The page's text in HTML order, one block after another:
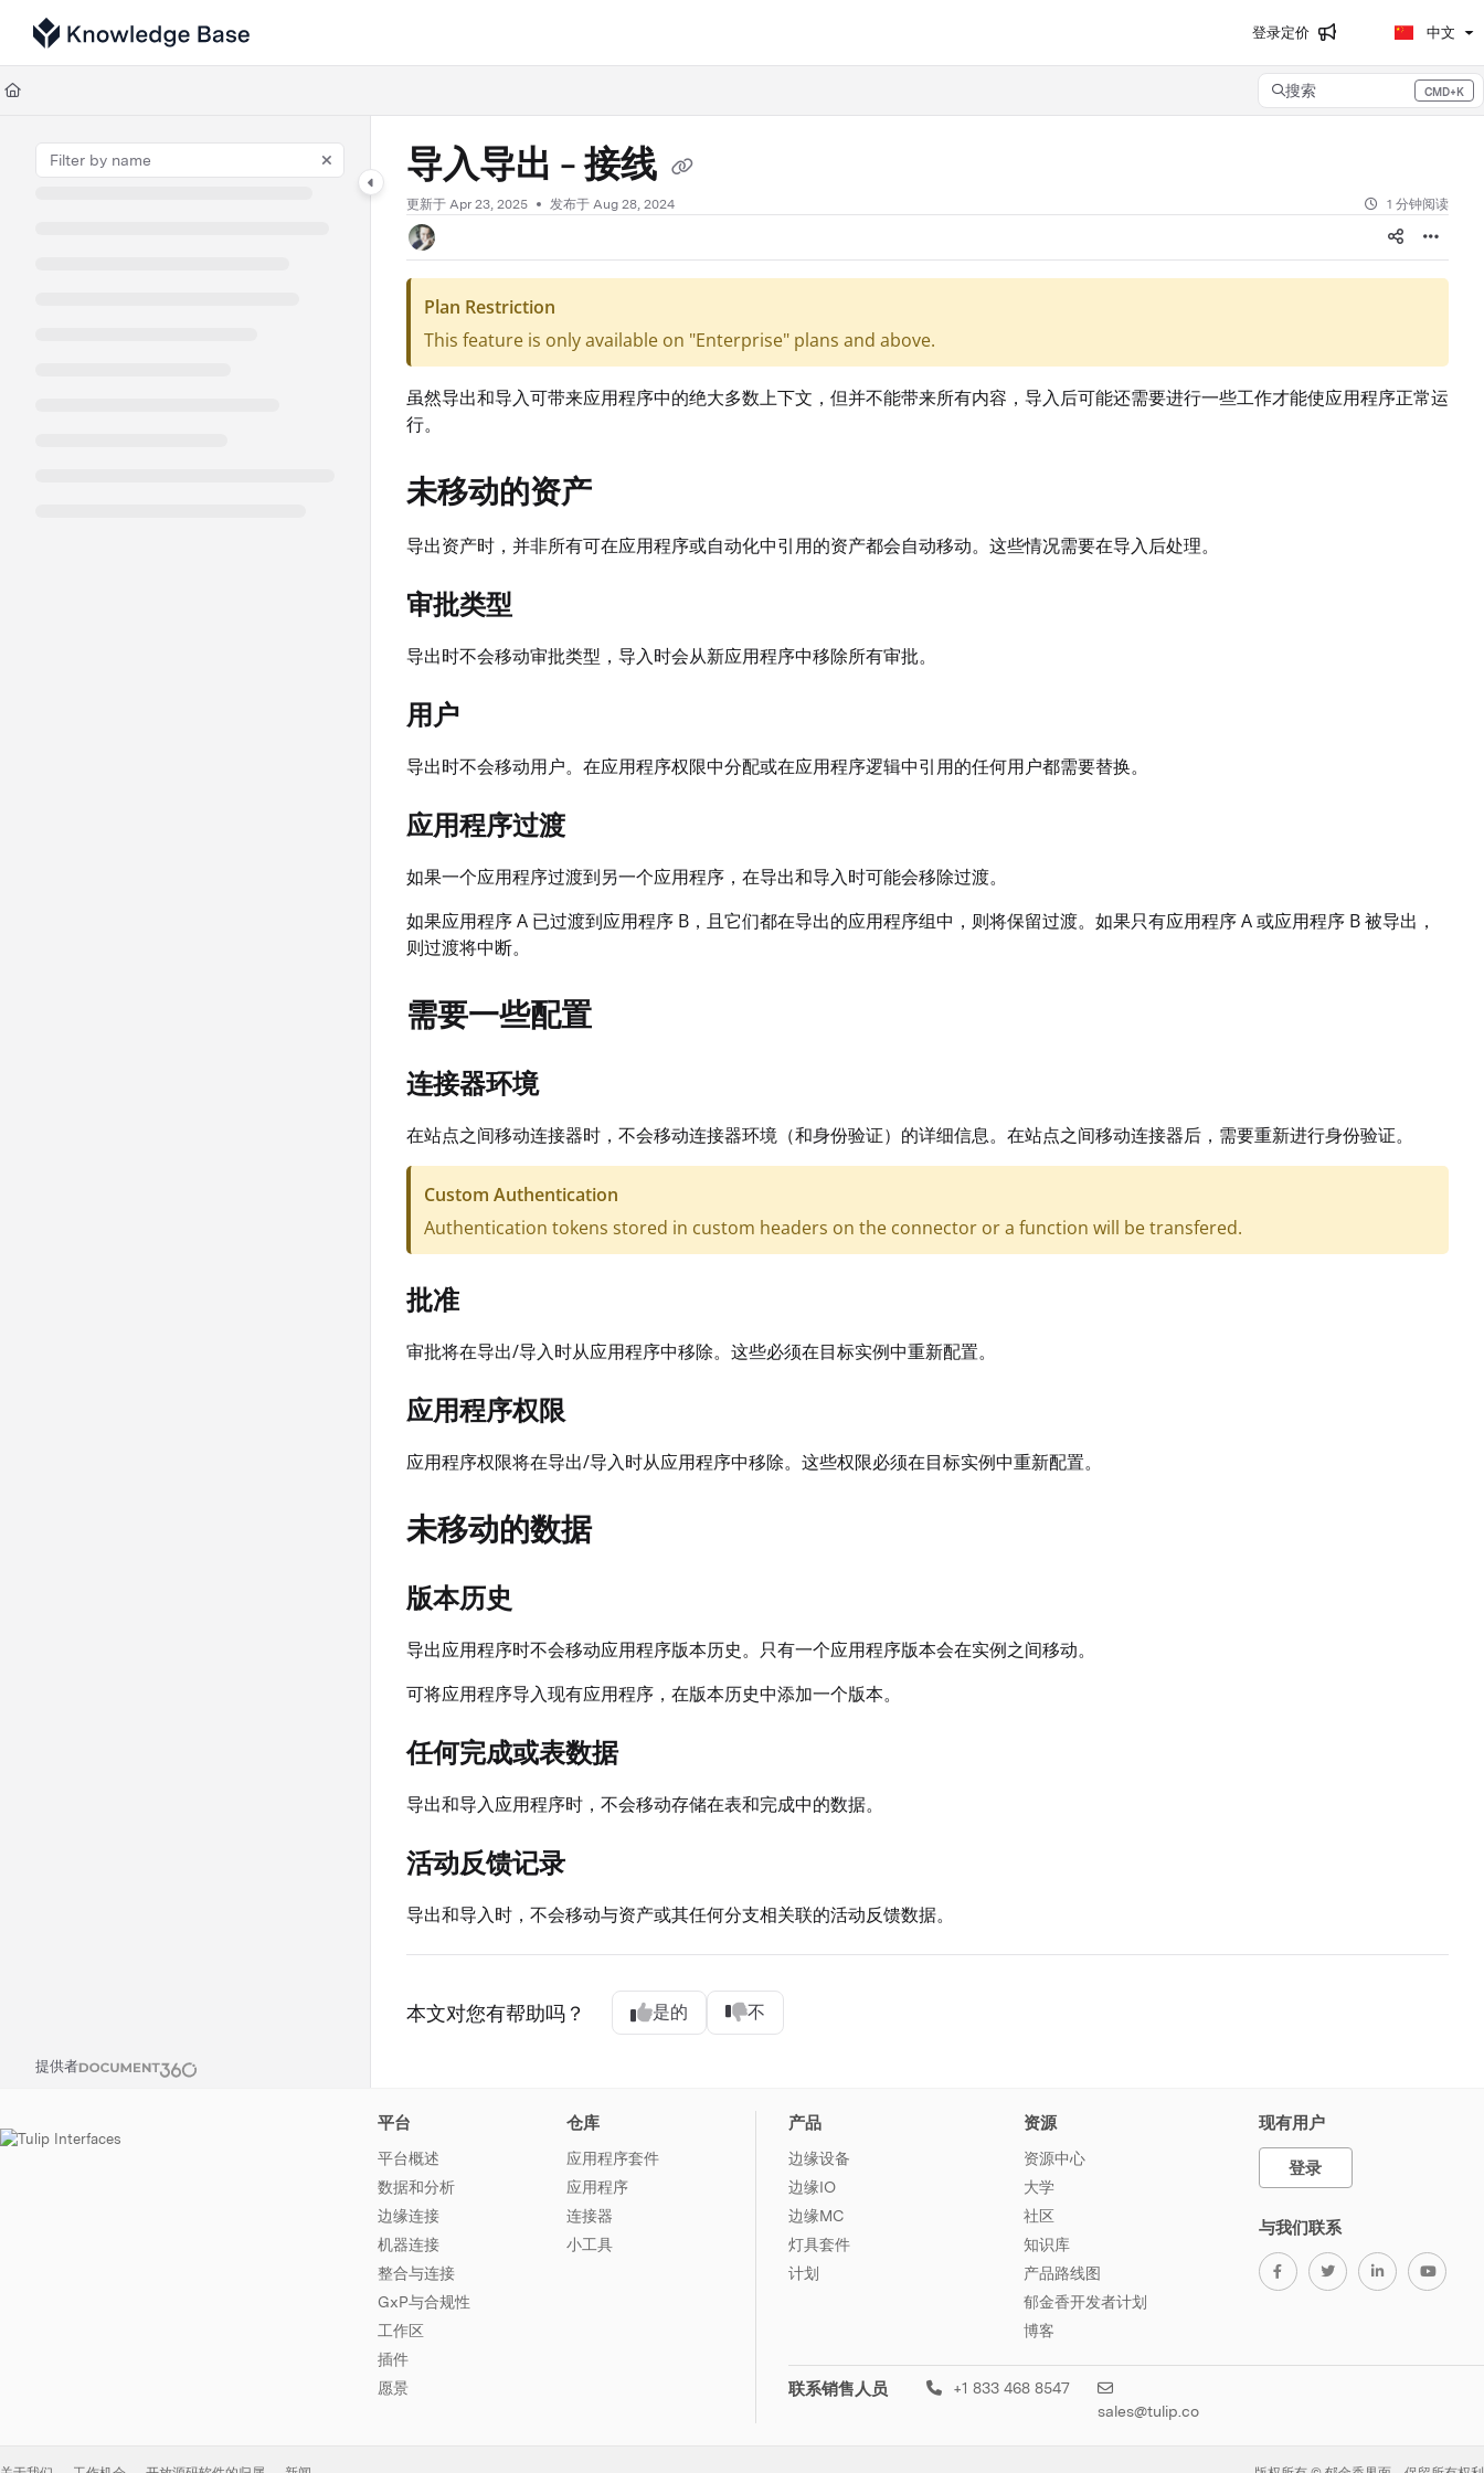
Documentation Index
Fetch the complete documentation index at:
Use this file to discover all available pages before exploring further.
登录定价 中文
搜索 CMD+K
Press CMD+K to open search
提供者
导入导出 - 接线
更新于 Apr 23, 2025 发布于 Aug 28, 2024 1 分钟阅读
Plan Restriction
This feature is only available on "Enterprise" plans and above.
虽然导出和导入可带来应用程序中的绝大多数上下文，但并不能带来所有内容，导入后可能还需要进行一些工作才能使应用程序正常运
行。
未移动的资产
导出资产时，并非所有可在应用程序或自动化中引用的资产都会自动移动。这些情况需要在导入后处理。
审批类型
导出时不会移动审批类型，导入时会从新应用程序中移除所有审批。
用户
导出时不会移动用户。在应用程序权限中分配或在应用程序逻辑中引用的任何用户都需要替换。
应用程序过渡
如果一个应用程序过渡到另一个应用程序，在导出和导入时可能会移除过渡。
如果应用程序 A 已过渡到应用程序 B，且它们都在导出的应用程序组中，则将保留过渡。如果只有应用程序 A 或应用程序 B 被导出，
则过渡将中断。
需要一些配置
连接器环境
在站点之间移动连接器时，不会移动连接器环境（和身份验证）的详细信息。在站点之间移动连接器后，需要重新进行身份验证。
Custom Authentication
Authentication tokens stored in custom headers on the connector or a function will be transfered.
批准
审批将在导出/导入时从应用程序中移除。这些必须在目标实例中重新配置。
应用程序权限
应用程序权限将在导出/导入时从应用程序中移除。这些权限必须在目标实例中重新配置。
未移动的数据
版本历史
导出应用程序时不会移动应用程序版本历史。只有一个应用程序版本会在实例之间移动。
可将应用程序导入现有应用程序，在版本历史中添加一个版本。
任何完成或表数据
导出和导入应用程序时，不会移动存储在表和完成中的数据。
活动反馈记录
导出和导入时，不会移动与资产或其任何分支相关联的活动反馈数据。
本文对您有帮助吗？ 是的 不
平台
平台概述
数据和分析
边缘连接
机器连接
整合与连接
GxP与合规性
工作区
插件
愿景
仓库
应用程序套件
应用程序
连接器
小工具
产品
边缘设备
边缘IO
边缘MC
灯具套件
计划
资源
资源中心
大学
社区
知识库
产品路线图
郁金香开发者计划
博客
现有用户
登录
与我们联系
联系销售人员
+1 833 468 8547
sales@tulip.co